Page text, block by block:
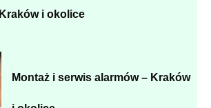
Kraków i okolice
Montaż i serwis alarmów – Kraków